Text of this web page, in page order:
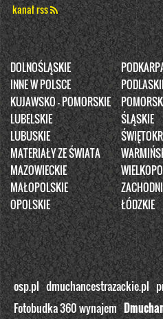
kanał rss
DOLNOŚLĄSKIE
INNE W POLSCE
KUJAWSKO - POMORSKIE
LUBELSKIE
LUBUSKIE
MATERIAŁY ZE ŚWIATA
MAZOWIECKIE
MAŁOPOLSKIE
OPOLSKIE
ŚLĄSKIE
ŁÓDZKIE
osp.pl dmuchancestrazackie.pl
Fotobudka 360 wynajem